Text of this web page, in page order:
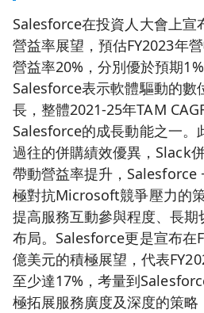
Salesforce在投資人大會上宣
營益率展望，預估FY2023年
營益率20%，分別優於預期1%
Salesforce表示軟體驅動的數
長，整體2021-25年TAM
Salesforce的成長動能之一。
過往的併購績效優異，Slack
帶動營益率提升，Salesforce
極對抗Microsoft競爭壓力的
提高服務互動參與程度、長
布局。Salesforce更是宣布在
億美元的積極展望，代表
至少達17%，考量到
極拓展服務廣度及深度的策